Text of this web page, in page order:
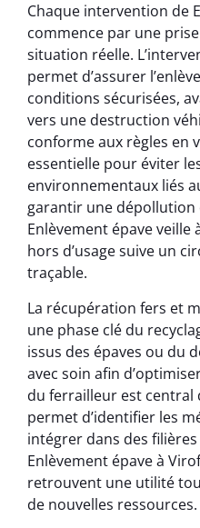
Chaque intervention de
commence par une
situation réelle.
permet d’assurer
conditions sécurisées,
vers une destruction
conforme aux règles en
essentielle pour éviter
environnementaux liés
garantir une dépollution
Enlèvement épave veille
hors d’usage suive un
traçable.
La récupération fers et
une phase clé du
issus des épaves ou du
avec soin afin
du ferrailleur est central
permet d’identifier les
intégrer dans des
Enlèvement épave à
retrouvent une utilité
de nouvelles ressources.